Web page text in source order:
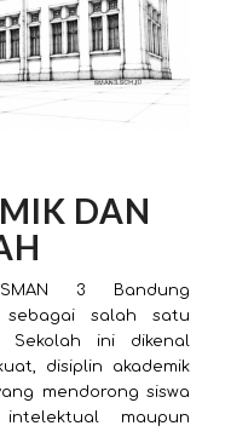
DAN
3 Bandung
sebagai salah satu
Sekolah ini dikenal
disiplin akademik
mendorong siswa
maupun